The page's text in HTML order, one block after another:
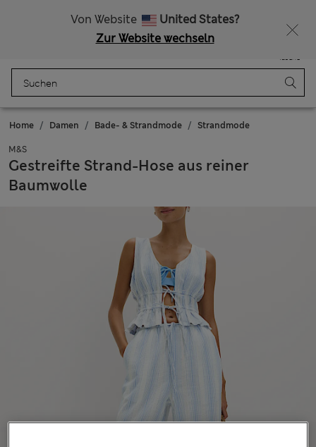
Von Website
United States?
Zur Website wechseln
Tasche
Home Damen Bade- & Strandmode Strandmode
M&S
Gestreifte Strand-Hose aus reiner
Baumwolle